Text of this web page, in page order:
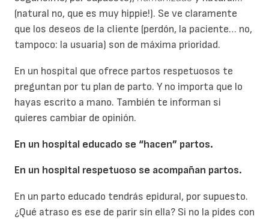
(natural no, que es muy hippie!). Se ve claramente
que los deseos de la cliente (perdón, la paciente… no,
tampoco: la usuaria) son de máxima prioridad.
En un hospital que ofrece partos respetuosos te
preguntan por tu plan de parto. Y no importa que lo
hayas escrito a mano. También te informan si
quieres cambiar de opinión.
En un hospital educado se “hacen” partos.
En un hospital respetuoso se acompañan partos.
En un parto educado tendrás epidural, por supuesto.
¿Qué atraso es ese de parir sin ella? Si no la pides con